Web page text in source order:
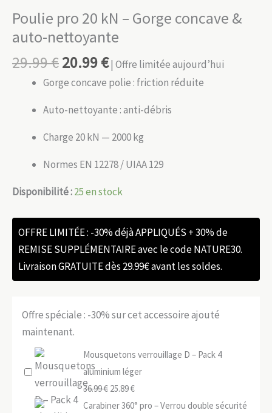
Poulie pro 20 kN – Gorge concave &
auto-nettoyante
29.99€20.99€| Offre limitée aujourd’hui
Gorge concave polie : friction réduite
Auto-nettoyante : anti-débris
Charge 20 kN — 2000 kg
Normes EN 12278 / UIAA 129
Disponibilité :25 en stock
OFFRE LIMITÉE : -30% déjà APPLIQUÉS + 30% de
REMISE SUPPLÉMENTAIRE avec le code NATURE30.
Livraison GRATUITE dès 29.99€ avant les soldes.
Offre spéciale : -30% sur cet accessoire ajouté
maintenant.
Mousquetons verrouillage D – Pack 4
aluminium léger
36.99€ Le
prix
25.89€Le
prix
Carabiner 360° pro – Verrou double sécurité